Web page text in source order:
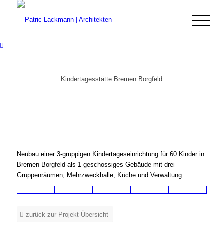
Kindertagesstätte Bremen Borgfeld
Neubau einer 3-gruppigen Kindertageseinrichtung für 60 Kinder in
Bremen Borgfeld als 1-geschossiges Gebäude mit drei
Gruppenräumen, Mehrzweckhalle, Küche und Verwaltung.
zurück zur Projekt-Übersicht